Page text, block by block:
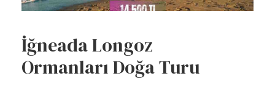
İğneada Longoz
Ormanları Doğa Turu